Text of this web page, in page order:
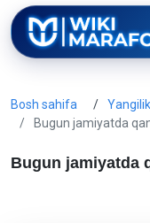
Bosh sahifa
Bugun jamiyatda
Bugun jamiyatda